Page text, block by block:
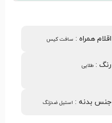
اقلام همراه : سافت کیس
رنگ :طلایی
جنس بدنه : استیل ضدزنگ